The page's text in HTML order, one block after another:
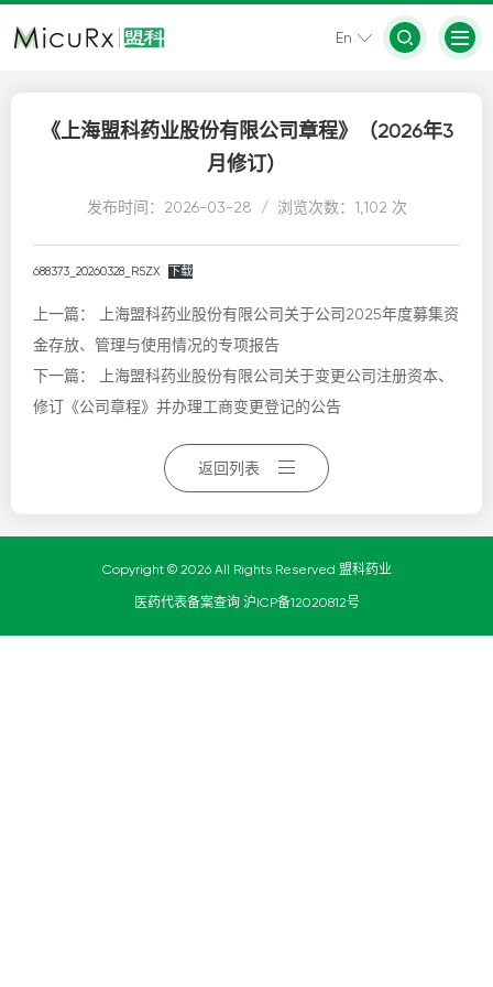
En
《上海盟科药业股份有限公司章程》（2026年3
月修订）
发布时间：2026-03-28 / 浏览次数：1,102 次
688373_20260328_R5ZX 下载
上一篇：
上海盟科药业股份有限公司关于公司2025年度募集资
金存放、管理与使用情况的专项报告
下一篇：
上海盟科药业股份有限公司关于变更公司注册资本、
修订《公司章程》并办理工商变更登记的公告
返回列表
Copyright © 2026 All Rights Reserved 盟科药业
医药代表备案查询 沪ICP备12020812号